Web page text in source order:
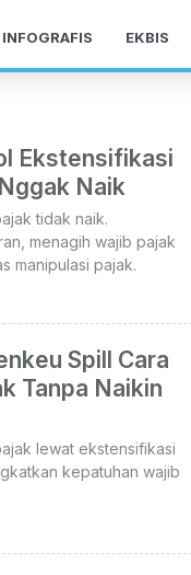
INFOGRAFIS EKBIS
Ekstensifikasi
Naik
tidak naik.
menagih wajib pajak
manipulasi pajak.
Spill Cara
Tanpa Naikin
lewat ekstensifikasi
kepatuhan wajib